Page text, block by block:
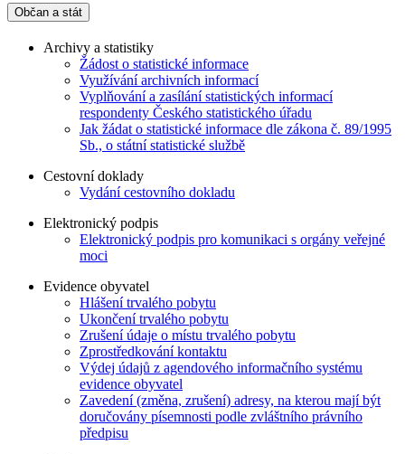
Občan a stát
Archivy a statistiky
Žádost o statistické informace
Využívání archivních informací
Vyplňování a zasílání statistických informací
respondenty Českého statistického úřadu
Jak žádat o statistické informace dle zákona č. 89/1995
Sb., o státní statistické službě
Cestovní doklady
Vydání cestovního dokladu
Elektronický podpis
Elektronický podpis pro komunikaci s orgány veřejné
moci
Evidence obyvatel
Hlášení trvalého pobytu
Ukončení trvalého pobytu
Zrušení údaje o místu trvalého pobytu
Zprostředkování kontaktu
Výdej údajů z agendového informačního systému
evidence obyvatel
Zavedení (změna, zrušení) adresy, na kterou mají být
doručovány písemnosti podle zvláštního právního
předpisu